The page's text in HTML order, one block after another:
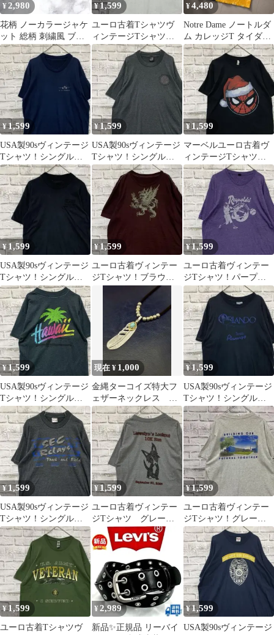
¥2,980
花柄 ノーカラージャケ
ット 総柄 刺繍風 ブラ
ック レッド クラシカル
¥1,599
ユーロ古着Tシャツヴ
ィンテージTシャツ！
ホワイト半袖 XL0427
¥4,480
Notre Dame ノートルダ
ム カレッジT タイダイ
IRISH L 古着
¥1,599
USA製90sヴィンテージ
Tシャツ！シングルス
テッチネイビー古着XL
0629
¥ 1,599
USA製90sヴィンテージ
Tシャツ！シングルス
テッチグレー古着
XL0429
¥ 1,599
マーベルユーロ古着ヴ
ィンテージTシャツ！
ブラック半袖M 0507
¥ 1,599
USA製90sヴィンテージ
Tシャツ！シングルス
テッチブラック古着M
0616
¥ 1,599
ユーロ古着ヴィンテー
ジTシャツ！ブラウン
¥1,599
ユーロ古着ヴィンテー
ジTシャツ！パープル
半袖XL 0521
¥1,599
USA製90sヴィンテージ
Tシャツ！シングルス
テッチグレーブルー古
着L0724
現在 ¥ 1,000
金縄ターコイズ特大フ
ェザーネックレス ア
メカジ キムタク ビ
ンテージ
¥1,599
USA製90sヴィンテージ
Tシャツ！シングルス
テッチブラック古着XL
0519
¥1,599
USA製90sヴィンテージ
Tシャツ！シングルス
テッチグレー古着
L0605
¥ 1,599
ユーロ古着ヴィンテー
ジTシャツ グレー
半袖M 0625
¥1,599
ユーロ古着ヴィンテー
ジTシャツ！グレー半
袖 L 0526
¥1,599
ユーロ古着Tシャツヴ
¥2,989
新品✨正規品 リーバイ
¥1,599
USA製90sヴィンテージ